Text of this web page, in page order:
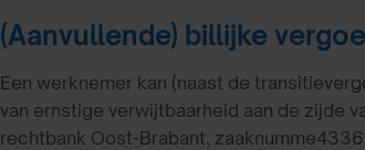
(Aanvullende) billijke
Een werknemer kan (naast de
van ernstige verwijtbaarheid aan de zijde
rechtbank Oost-Brabant,